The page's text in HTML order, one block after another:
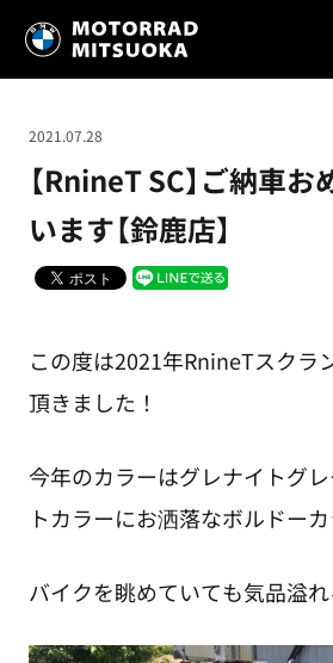
【RnineT SC】ご納車
います【鈴鹿店】
2021.07.28
この度は2021年RnineTスクラ
頂きました！
今年のカラーはグレナイトグ
トカラーにお洒落なボルドーカ
バイクを眺めていても気品溢れ